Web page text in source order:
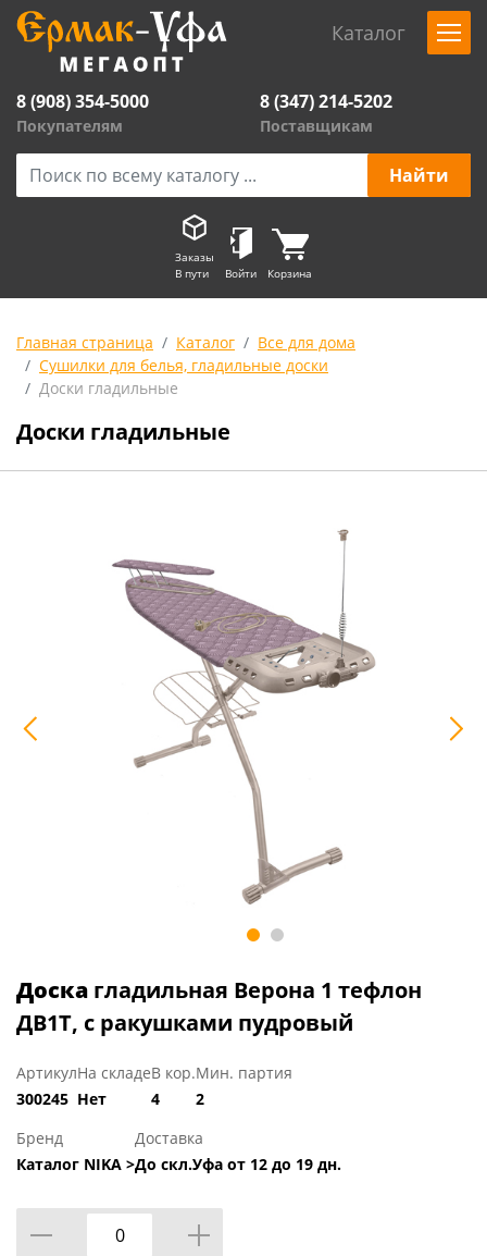
Каталог
8 (908) 354-5000
Покупателям
8 (347) 214-5202
Поставщикам
Заказы
В пути
Войти Корзина
Главная страница Каталог
Все для дома
Сушилки для белья, гладильные доски
Доски гладильные
Доски гладильные
Доска гладильная Верона 1 тефлон
ДВ1Т, с ракушками пудровый
Артикул
300245
На складе
Нет
В кор.
4
Мин. партия
2
Бренд
Каталог NIKA >
Доставка
До скл.Уфа от 12 до 19 дн.